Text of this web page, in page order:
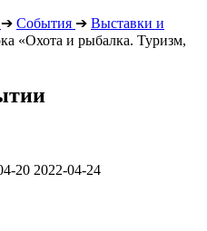
➔ События ➔ Выставки и
«Охота и рыбалка. Туризм,
20 2022-04-24